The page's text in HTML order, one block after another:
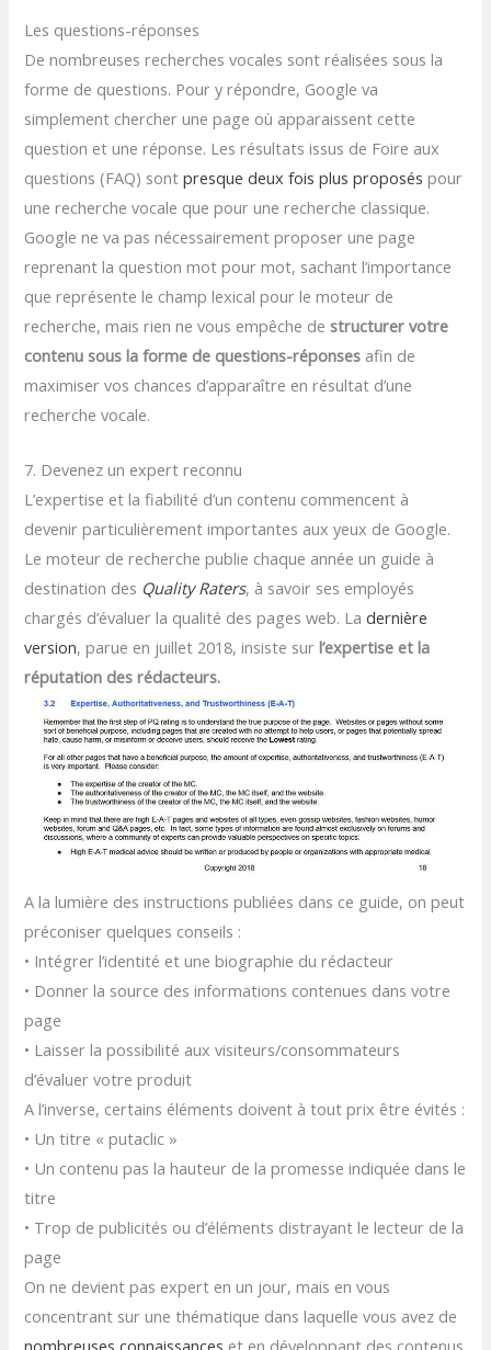
Les questions-réponses
De nombreuses recherches vocales sont réalisées sous la
forme de questions. Pour y répondre, Google va
simplement chercher une page où apparaissent cette
question et une réponse. Les résultats issus de Foire aux
questions (FAQ) sontpresque deux fois plus proposés pour
une recherche vocale que pour une recherche classique.
Google ne va pas nécessairement proposer une page
reprenant la question mot pour mot, sachant l’importance
que représente le champ lexical pour le moteur de
recherche, mais rien ne vous empêche de structurer votre
contenu sous la forme de questions-réponses afin de
maximiser vos chances d’apparaître en résultat d’une
recherche vocale.
7. Devenez un expert reconnu
L’expertise et la fiabilité d’un contenu commencent à
devenir particulièrement importantes aux yeux de Google.
Le moteur de recherche publie chaque année un guide à
destination des Quality Raters, à savoir ses employés
chargés d’évaluer la qualité des pages web. Ladernière
version, parue en juillet 2018, insiste surl’expertise et la
réputation des rédacteurs.
A la lumière des instructions publiées dans ce guide, on peut
préconiser quelques conseils :
• Intégrer l’identité et une biographie du rédacteur
• Donner la source des informations contenues dans votre
page
• Laisser la possibilité aux visiteurs/consommateurs
d’évaluer votre produit
A l’inverse, certains éléments doivent à tout prix être évités :
• Un titre « putaclic »
• Un contenu pas la hauteur de la promesse indiquée dans le
titre
• Trop de publicités ou d’éléments distrayant le lecteur de la
page
On ne devient pas expert en un jour, mais en vous
concentrant sur une thématique dans laquelle vous avez de